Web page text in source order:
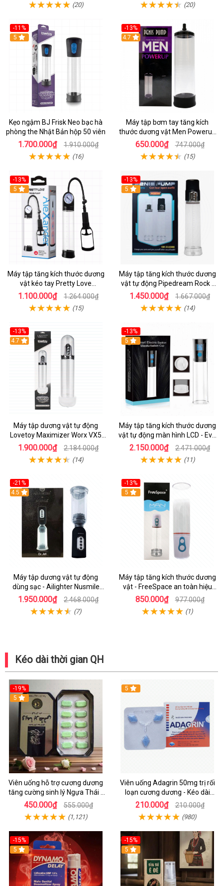
(20) (20)
-11%
5
Kẹo ngậm BJ Frisk Neo bạc hà
phòng the Nhật Bản hộp 50 viên
1.700.000₫ 1.910.000₫
(16)
-13%
4.7
Máy tập bơm tay tăng kích
thước dương vật Men Powerup
Tím an toàn
650.000₫ 747.000₫
(15)
-13%
5
Máy tập tăng kích thước dương
vật kéo tay Pretty Love
Alexander
1.100.000₫ 1.264.000₫
(15)
-13%
5
Máy tập tăng kích thước dương
vật tự động Pipedream Rock -
Sạc USB tiện lợi
1.450.000₫ 1.667.000₫
(14)
-13%
4.7
Máy tập dương vật tự động
Lovetoy Maximizer Worx VX5
cao cấp
1.900.000₫ 2.184.000₫
(14)
-13%
5
Máy tập tăng kích thước dương
vật tự động màn hình LCD - Evo
Penis Pump
2.150.000₫ 2.471.000₫
(11)
-21%
4.5
Máy tập dương vật tự động
dùng sạc - Ailighter Nusmile
Dr.Jet
1.950.000₫ 2.468.000₫
(7)
-13%
5
Máy tập tăng kích thước dương
vật - FreeSpace an toàn hiệu
quả
850.000₫ 977.000₫
(1)
Kéo dài thời gian QH
-19%
Hot
5
Viên uống hỗ trợ cương dương
tăng cường sinh lý Ngựa Thái -
Hộp 10 viên
450.000₫ 555.000₫
(1,121)
5
Viên uống Adagrin 50mg trị rối
loạn cương dương - Kéo dài
quan hệ
210.000₫ 210.000₫
(980)
-15%
Hot
5
-15%
5